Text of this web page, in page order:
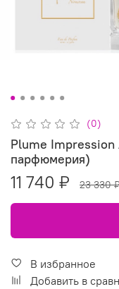
(0)
Plume
парфюмерия)
11 740 ₽ 23 330
В избранное
Добавить в